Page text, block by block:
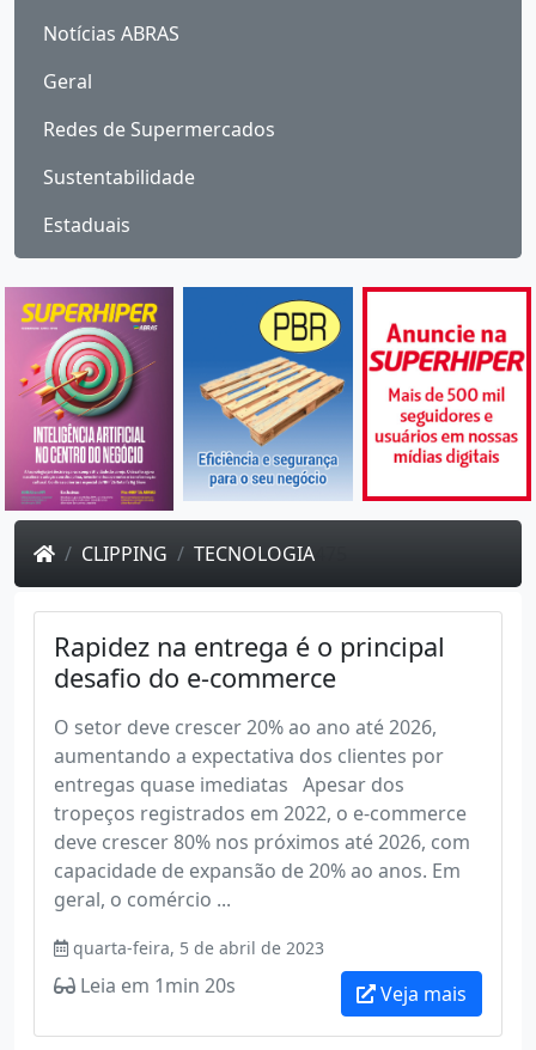
Notícias ABRAS
Geral
Redes de Supermercados
Sustentabilidade
Estaduais
CLIPPING TECNOLOGIA
Rapidez na entrega é o principal
desafio do e-commerce
O setor deve crescer 20% ao ano até 2026,
aumentando a expectativa dos clientes por
entregas quase imediatas Apesar dos
tropeços registrados em 2022, o e-commerce
deve crescer 80% nos próximos até 2026, com
capacidade de expansão de 20% ao anos. Em
geral, o comércio ...
quarta-feira, 5 de abril de 2023
Leia em 1min 20s Veja mais